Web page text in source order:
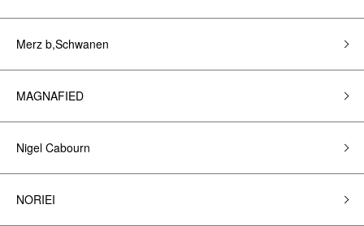
Merz b,Schwanen
MAGNAFIED
Nigel Cabourn
NORIEI